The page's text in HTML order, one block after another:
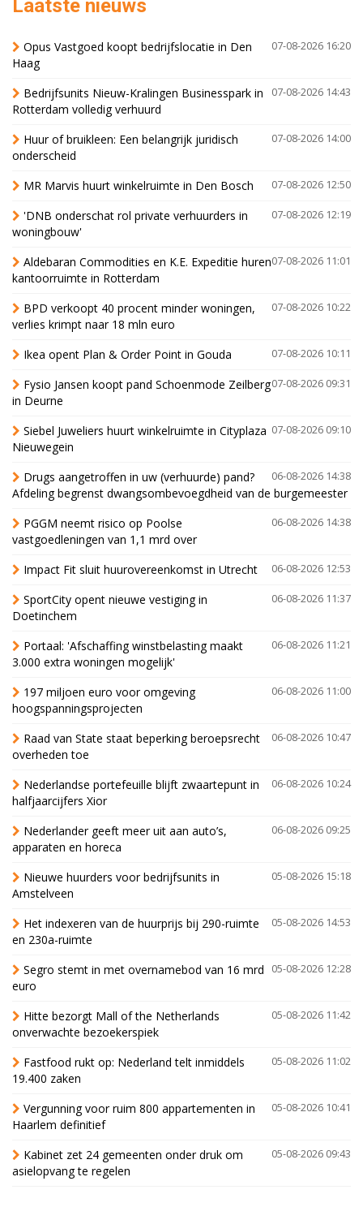
Laatste nieuws
07-08-2026 16:20
Opus Vastgoed koopt bedrijfslocatie in Den
Haag
07-08-2026 14:43
Bedrijfsunits Nieuw-Kralingen Businesspark in
Rotterdam volledig verhuurd
07-08-2026 14:00
Huur of bruikleen: Een belangrijk juridisch
onderscheid
07-08-2026 12:50
MR Marvis huurt winkelruimte in Den Bosch
07-08-2026 12:19
'DNB onderschat rol private verhuurders in
woningbouw'
07-08-2026 11:01
Aldebaran Commodities en K.E. Expeditie huren
kantoorruimte in Rotterdam
07-08-2026 10:22
BPD verkoopt 40 procent minder woningen,
verlies krimpt naar 18 mln euro
07-08-2026 10:11
Ikea opent Plan & Order Point in Gouda
07-08-2026 09:31
Fysio Jansen koopt pand Schoenmode Zeilberg
in Deurne
07-08-2026 09:10
Siebel Juweliers huurt winkelruimte in Cityplaza
Nieuwegein
06-08-2026 14:38
Drugs aangetroffen in uw (verhuurde) pand?
Afdeling begrenst dwangsombevoegdheid van de burgemeester
06-08-2026 14:38
PGGM neemt risico op Poolse
vastgoedleningen van 1,1 mrd over
06-08-2026 12:53
Impact Fit sluit huurovereenkomst in Utrecht
06-08-2026 11:37
SportCity opent nieuwe vestiging in
Doetinchem
06-08-2026 11:21
Portaal: 'Afschaffing winstbelasting maakt
3.000 extra woningen mogelijk'
06-08-2026 11:00
197 miljoen euro voor omgeving
hoogspanningsprojecten
06-08-2026 10:47
Raad van State staat beperking beroepsrecht
overheden toe
06-08-2026 10:24
Nederlandse portefeuille blijft zwaartepunt in
halfjaarcijfers Xior
06-08-2026 09:25
Nederlander geeft meer uit aan auto’s,
apparaten en horeca
05-08-2026 15:18
Nieuwe huurders voor bedrijfsunits in
Amstelveen
05-08-2026 14:53
Het indexeren van de huurprijs bij 290-ruimte
en 230a-ruimte
05-08-2026 12:28
Segro stemt in met overnamebod van 16 mrd
euro
05-08-2026 11:42
Hitte bezorgt Mall of the Netherlands
onverwachte bezoekerspiek
05-08-2026 11:02
Fastfood rukt op: Nederland telt inmiddels
19.400 zaken
05-08-2026 10:41
Vergunning voor ruim 800 appartementen in
Haarlem definitief
05-08-2026 09:43
Kabinet zet 24 gemeenten onder druk om
asielopvang te regelen